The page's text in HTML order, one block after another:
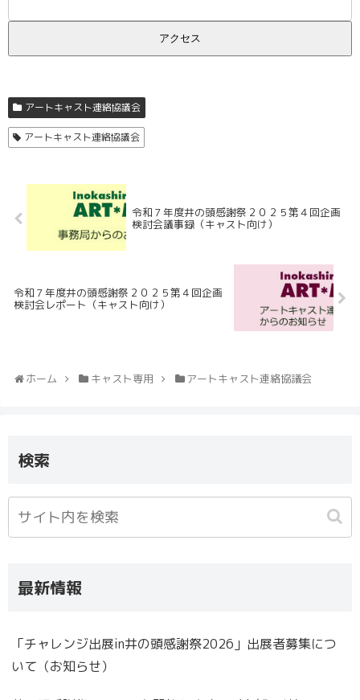
アートキャスト連絡協議会
アートキャスト連絡協議会
令和７年度井の頭感謝祭２０２５第４回企画
検討会議事録（キャスト向け）
令和７年度井の頭感謝祭２０２５第４回企画
検討会レポート（キャスト向け）
ホーム キャスト専用 アートキャスト連絡協議会
検索
最新情報
「チャレンジ出展in井の頭感謝祭2026」出展者募集につ
いて（お知らせ）